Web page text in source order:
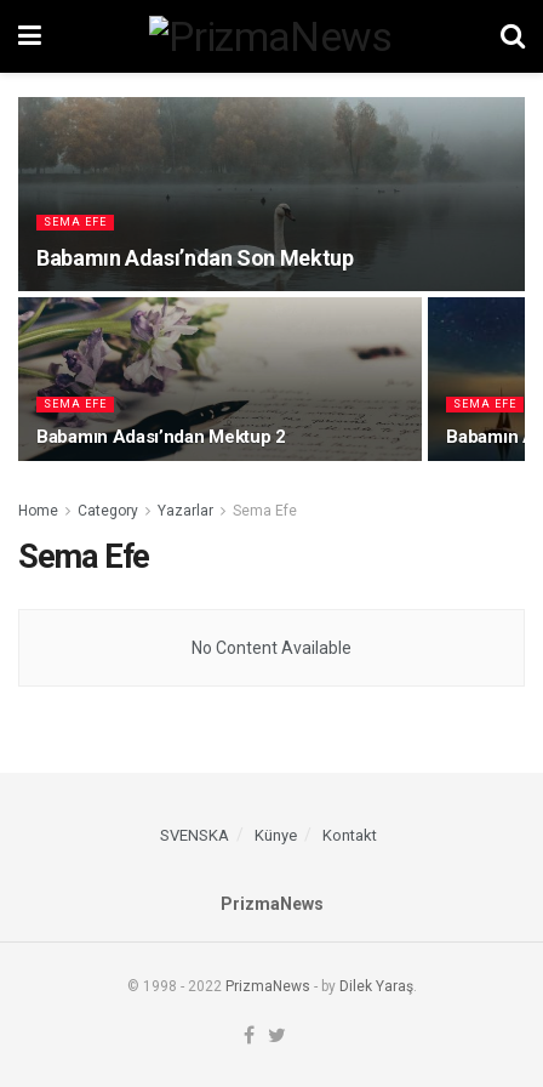
SEMA EFE
Babamın Adası’ndan Son Mektup
SEMA EFE
Babamın Adası’ndan Mektup 2
SEMA EFE
Babamın
Home Category Yazarlar Sema Efe
Sema Efe
No Content Available
SVENSKA Künye Kontakt
PrizmaNews
© 1998 - 2022 PrizmaNews - by Dilek Yaraş.